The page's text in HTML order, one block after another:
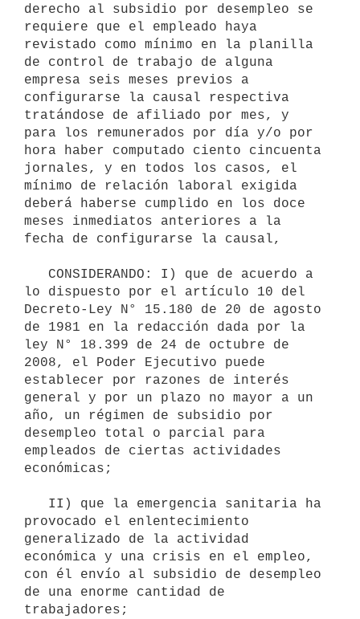
derecho al subsidio por desempleo se
requiere que el empleado haya
revistado como mínimo en la planilla
de control de trabajo de alguna
empresa seis meses previos a
configurarse la causal respectiva
tratándose de afiliado por mes, y
para los remunerados por día y/o por
hora haber computado ciento cincuenta
jornales, y en todos los casos, el
mínimo de relación laboral exigida
deberá haberse cumplido en los doce
meses inmediatos anteriores a la
fecha de configurarse la causal,
lo dispuesto por el artículo 10 del
Decreto-Ley N° 15.180 de 20 de agosto
de 1981 en la redacción dada por la
ley N° 18.399 de 24 de octubre de
2008, el Poder Ejecutivo puede
establecer por razones de interés
general y por un plazo no mayor a un
año, un régimen de subsidio por
desempleo total o parcial para
empleados de ciertas actividades
económicas;
provocado el enlentecimiento
generalizado de la actividad
económica y una crisis en el empleo,
con él envío al subsidio de desempleo
de una enorme cantidad de
trabajadores;